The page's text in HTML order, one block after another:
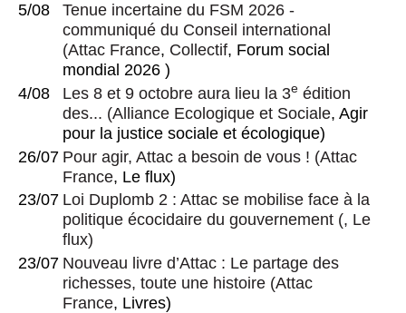
5/08
Tenue incertaine du FSM 2026 -
communiqué du Conseil international
(Attac France, Collectif, Forum social
mondial 2026 )
4/08
Les 8 et 9 octobre aura lieu la 3e édition
des... (Alliance Ecologique et Sociale, Agir
pour la justice sociale et écologique)
26/07 Pour agir, Attac a besoin de vous ! (Attac
France, Le flux)
23/07 Loi Duplomb 2 : Attac se mobilise face à la
politique écocidaire du gouvernement (, Le
flux)
23/07 Nouveau livre d’Attac : Le partage des
richesses, toute une histoire (Attac
France, Livres)